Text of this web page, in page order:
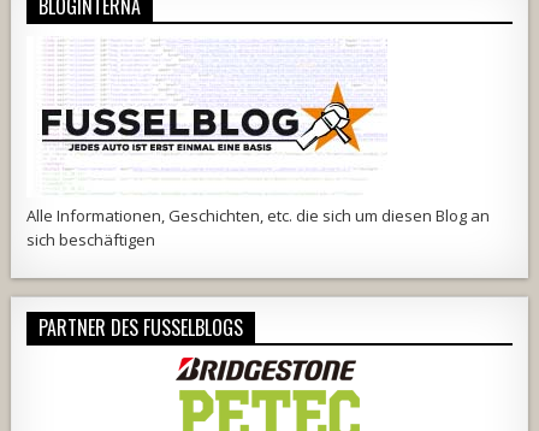
BLOGINTERNA
Alle Informationen, Geschichten, etc. die sich um diesen Blog an
sich beschäftigen
PARTNER DES FUSSELBLOGS